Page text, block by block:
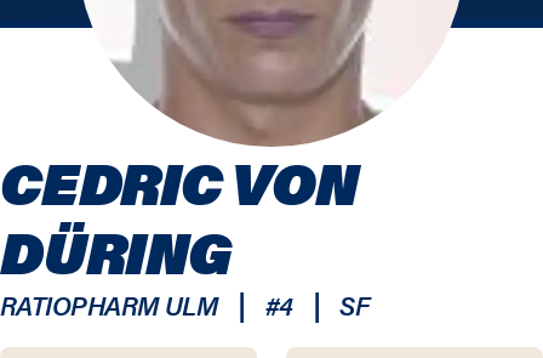
CEDRIC VON
DÜRING
RATIOPHARM ULM | #4 | SF